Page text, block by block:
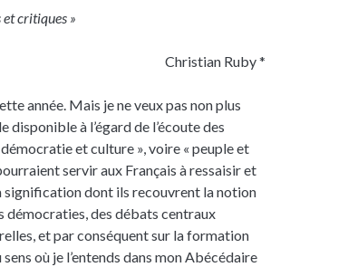
critiques »
Christian Ruby *
année. Mais je ne veux pas non plus
disponible à l’égard de l’écoute des
et culture », voire « peuple et
servir aux Français à ressaisir et
dont ils recouvrent la notion
démocraties, des débats centraux
et par conséquent sur la formation
où je l’entends dans mon Abécédaire